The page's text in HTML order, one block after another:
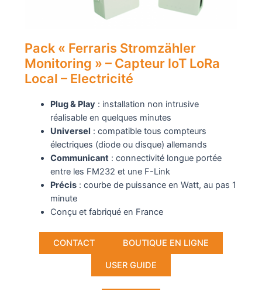
Pack « Ferraris Stromzähler
Monitoring » – Capteur IoT LoRa
Local – Electricité
Plug & Play : installation non intrusive
réalisable en quelques minutes
Universel : compatible tous compteurs
électriques (diode ou disque) allemands
Communicant: connectivité longue portée
entre les FM232 et une F-Link
Précis: courbe de puissance en Watt, au pas 1
minute
Conçu et fabriqué en France
CONTACT BOUTIQUE EN LIGNE
USER GUIDE